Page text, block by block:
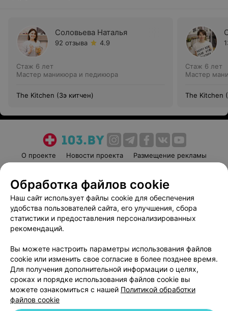
Соловьева Наталья
92 отзыва 4.9
Стаж 6 лет
Мастер маникюра и педикюра
The Kitchen (Зэ китчен)
Стаж 6 лет
Мастер
The Kitchen
О проекте Новости проекта
Размещение рекламы
Пользовательское соглашение
Способы оплаты
Вакансии
Партнеры
Написать руководителю 103.by
Обработка персональных данных
Обработка файлов cookie
Наш сайт использует файлы cookie для обеспечения
удобства пользователей сайта, его улучшения, сбора
статистики и предоставления персонализированных
рекомендаций.
Вы можете настроить параметры использования файлов
cookie или изменить свое согласие в более позднее время.
Для получения дополнительной информации о целях,
сроках и порядке использования файлов cookie вы
можете ознакомиться с нашей Политикой обработки
файлов cookie